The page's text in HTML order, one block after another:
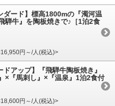
ダード】標高1800mの『濁河温
騨牛』を陶板焼きで♪［1泊2食
円～/人(税込)>
ドアップ】『飛騨牛陶板焼き』
×『馬刺し』×『温泉』1泊2食付
円～/人(税込)>